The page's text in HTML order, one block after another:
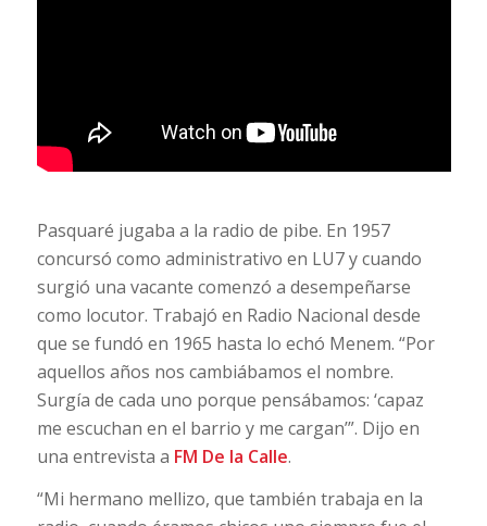
Pasquaré jugaba a la radio de pibe. En 1957
concursó como administrativo en LU7 y cuando
surgió una vacante comenzó a desempeñarse
como locutor. Trabajó en Radio Nacional desde
que se fundó en 1965 hasta lo echó Menem. “Por
aquellos años nos cambiábamos el nombre.
Surgía de cada uno porque pensábamos: ‘capaz
me escuchan en el barrio y me cargan’”. Dijo en
una entrevista a FM De la Calle.
“Mi hermano mellizo, que también trabaja en la